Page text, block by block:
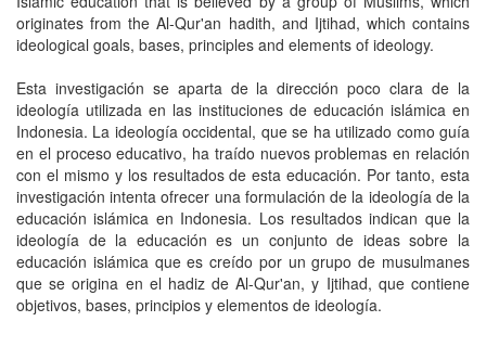
originates from the Al-Qur'an hadith, and Ijtihad, which contains
ideological goals, bases, principles and elements of ideology.
Esta investigación se aparta de la dirección poco clara de la
ideología utilizada en las instituciones de educación islámica en
Indonesia. La ideología occidental, que se ha utilizado como guía
en el proceso educativo, ha traído nuevos problemas en relación
con el mismo y los resultados de esta educación. Por tanto, esta
investigación intenta ofrecer una formulación de la ideología de la
educación islámica en Indonesia. Los resultados indican que la
ideología de la educación es un conjunto de ideas sobre la
educación islámica que es creído por un grupo de musulmanes
que se origina en el hadiz de Al-Qur'an, y Ijtihad, que contiene
objetivos, bases, principios y elementos de ideología.